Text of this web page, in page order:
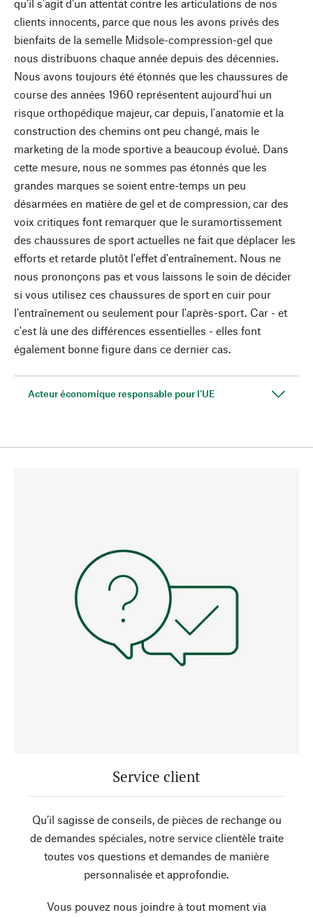
qu'il s'agit d'un attentat contre les articulations de nos
clients innocents, parce que nous les avons privés des
bienfaits de la semelle Midsole-compression-gel que
nous distribuons chaque année depuis des décennies.
Nous avons toujours été étonnés que les chaussures de
course des années 1960 représentent aujourd'hui un
risque orthopédique majeur, car depuis, l'anatomie et la
construction des chemins ont peu changé, mais le
marketing de la mode sportive a beaucoup évolué. Dans
cette mesure, nous ne sommes pas étonnés que les
grandes marques se soient entre-temps un peu
désarmées en matière de gel et de compression, car des
voix critiques font remarquer que le suramortissement
des chaussures de sport actuelles ne fait que déplacer les
efforts et retarde plutôt l'effet d'entraînement. Nous ne
nous prononçons pas et vous laissons le soin de décider
si vous utilisez ces chaussures de sport en cuir pour
l'entraînement ou seulement pour l'après-sport. Car - et
c'est là une des différences essentielles - elles font
également bonne figure dans ce dernier cas.
Acteur économique responsable pour l'UE
Service client
Qu’il sagisse de conseils, de pièces de rechange ou
de demandes spéciales, notre service clientèle traite
toutes vos questions et demandes de manière
personnalisée et approfondie.
Vous pouvez nous joindre à tout moment via